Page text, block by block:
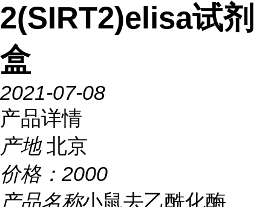
2(SIRT2)elisa试剂
盒
2021-07-08
产品详情
产地 北京
价格： 2000
产品名称小鼠去乙酰化酶